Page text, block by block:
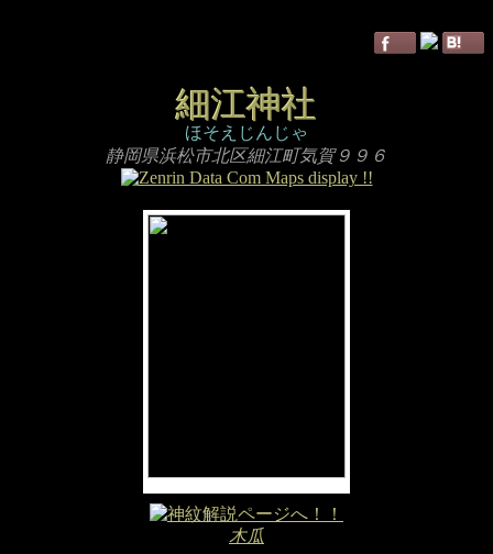
細江神社
ほそえじんじゃ
静岡県浜松市北区細江町気賀９９６
木瓜